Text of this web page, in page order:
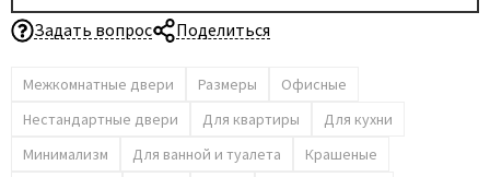
Задать вопрос
Поделиться
Межкомнатные двери Размеры
Офисные
Нестандартные двери
Для квартиры
Для кухни
Минимализм
Для ванной и туалета
Крашеные